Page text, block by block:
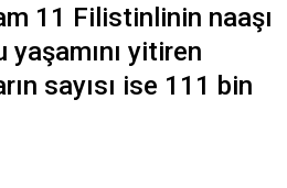
11 Filistinlinin naaşı
yitiren
sayısı ise 111 bin